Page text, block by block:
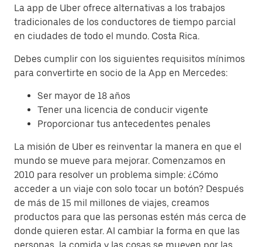
La app de Uber ofrece alternativas a los trabajos
tradicionales de los conductores de tiempo parcial
en ciudades de todo el mundo. Costa Rica.
Debes cumplir con los siguientes requisitos mínimos
para convertirte en socio de la App en Mercedes:
Ser mayor de 18 años
Tener una licencia de conducir vigente
Proporcionar tus antecedentes penales
La misión de Uber es reinventar la manera en que el
mundo se mueve para mejorar. Comenzamos en
2010 para resolver un problema simple: ¿Cómo
acceder a un viaje con solo tocar un botón? Después
de más de 15 mil millones de viajes, creamos
productos para que las personas estén más cerca de
donde quieren estar. Al cambiar la forma en que las